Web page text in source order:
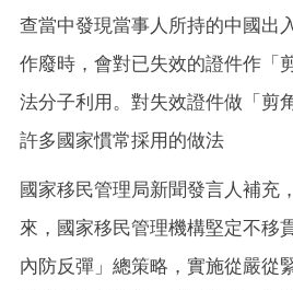
查當中發現當事人所持的中國出
作廢時，會對已失效的證件作「
法分子利用。對失效證件做「剪
許多國家慣常採用的做法
國家移民管理局新聞發言人補充
來，國家移民管理機構堅定不移
內防反彈」總策略，實施從嚴從